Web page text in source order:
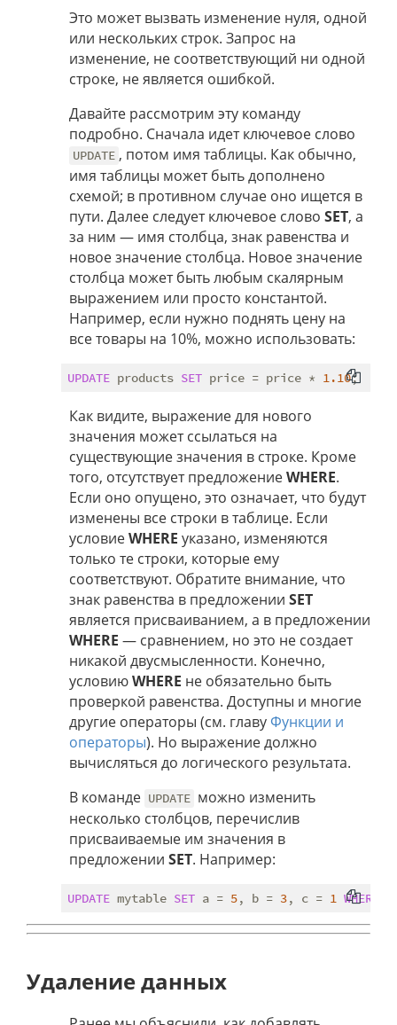
Это может вызвать изменение нуля, одной
или нескольких строк. Запрос на
изменение, не соответствующий ни одной
строке, не является ошибкой.
Давайте рассмотрим эту команду
подробно. Сначала идет ключевое слово
UPDATE , потом имя таблицы. Как обычно,
имя таблицы может быть дополнено
схемой; в противном случае оно ищется в
пути. Далее следует ключевое слово SET, а
за ним — имя столбца, знак равенства и
новое значение столбца. Новое значение
столбца может быть любым скалярным
выражением или просто константой.
Например, если нужно поднять цену на
все товары на 10%, можно использовать:
UPDATE products SET price = price * 1.10
Как видите, выражение для нового
значения может ссылаться на
существующие значения в строке. Кроме
того, отсутствует предложениеWHERE.
Если оно опущено, это означает, что будут
изменены все строки в таблице. Если
условиеWHERE указано, изменяются
только те строки, которые ему
соответствуют. Обратите внимание, что
знак равенства в предложении SET
является присваиванием, а в предложении
WHERE — сравнением, но это не создает
никакой двусмысленности. Конечно,
условиюWHERE не обязательно быть
проверкой равенства. Доступны и многие
другие операторы (см. главуФункции и
операторы). Но выражение должно
вычисляться до логического результата.
В команде UPDATE можно изменить
несколько столбцов, перечислив
присваиваемые им значения в
предложении SET. Например:
UPDATE mytable SET a = 5, b = 3, c = 1 WHERE
Удаление данных